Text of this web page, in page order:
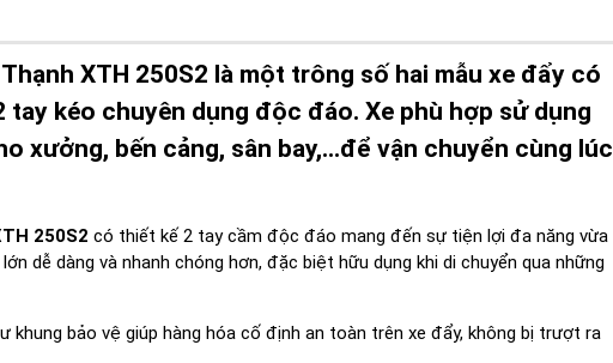
XTH 250S2 là một trông số hai mẫu xe đẩy có
kéo chuyên dụng độc đáo. Xe phù hợp sử dụng
xưởng, bến cảng, sân bay,...để vận chuyển cùng lúc
250S2 có thiết kế 2 tay cầm độc đáo mang đến sự tiện lợi đa năng vừa
dễ dàng và nhanh chóng hơn, đặc biệt hữu dụng khi di chuyển qua những
bảo vệ giúp hàng hóa cố định an toàn trên xe đẩy, không bị trượt ra